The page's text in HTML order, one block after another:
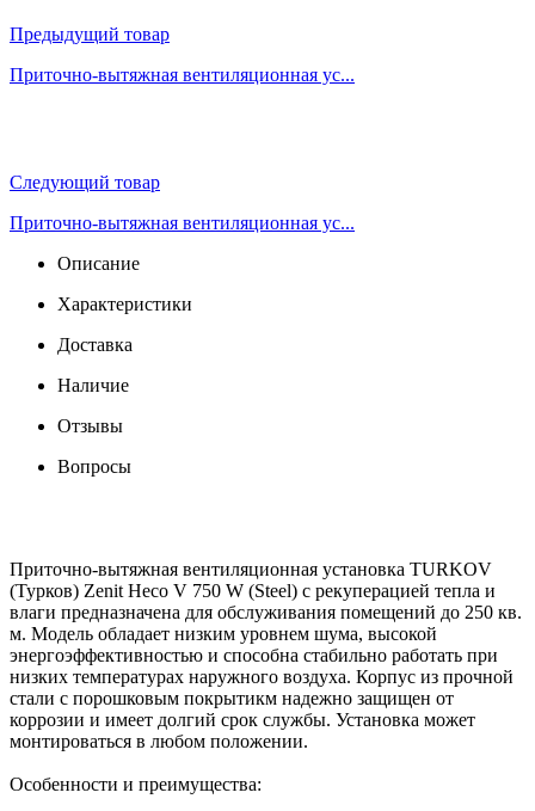
Предыдущий товар
Приточно-вытяжная вентиляционная ус...
Следующий товар
Приточно-вытяжная вентиляционная ус...
Описание
Характеристики
Доставка
Наличие
Отзывы
Вопросы
Приточно-вытяжная вентиляционная установка TURKOV
(Турков) Zenit Heco V 750 W (Steel) с рекуперацией тепла и
влаги предназначена для обслуживания помещений до 250 кв.
м. Модель обладает низким уровнем шума, высокой
энергоэффективностью и способна стабильно работать при
низких температурах наружного воздуха. Корпус из прочной
стали с порошковым покрытикм надежно защищен от
коррозии и имеет долгий срок службы. Установка может
монтироваться в любом положении.
Особенности и преимущества: